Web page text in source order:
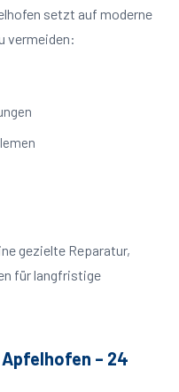
setzt auf moderne
vermeiden:
gezielte Reparatur,
für langfristige
– 24